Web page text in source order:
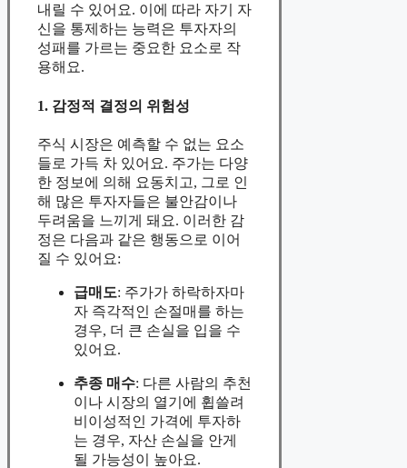
내릴 수 있어요. 이에 따라 자기 자
신을 통제하는 능력은 투자자의
성패를 가르는 중요한 요소로 작
용해요.
1. 감정적 결정의 위험성
주식 시장은 예측할 수 없는 요소
들로 가득 차 있어요. 주가는 다양
한 정보에 의해 요동치고, 그로 인
해 많은 투자자들은 불안감이나
두려움을 느끼게 돼요. 이러한 감
정은 다음과 같은 행동으로 이어
질 수 있어요:
급매도: 주가가 하락하자마
자 즉각적인 손절매를 하는
경우, 더 큰 손실을 입을 수
있어요.
추종 매수: 다른 사람의 추천
이나 시장의 열기에 휩쓸려
비이성적인 가격에 투자하
는 경우, 자산 손실을 안게
될 가능성이 높아요.